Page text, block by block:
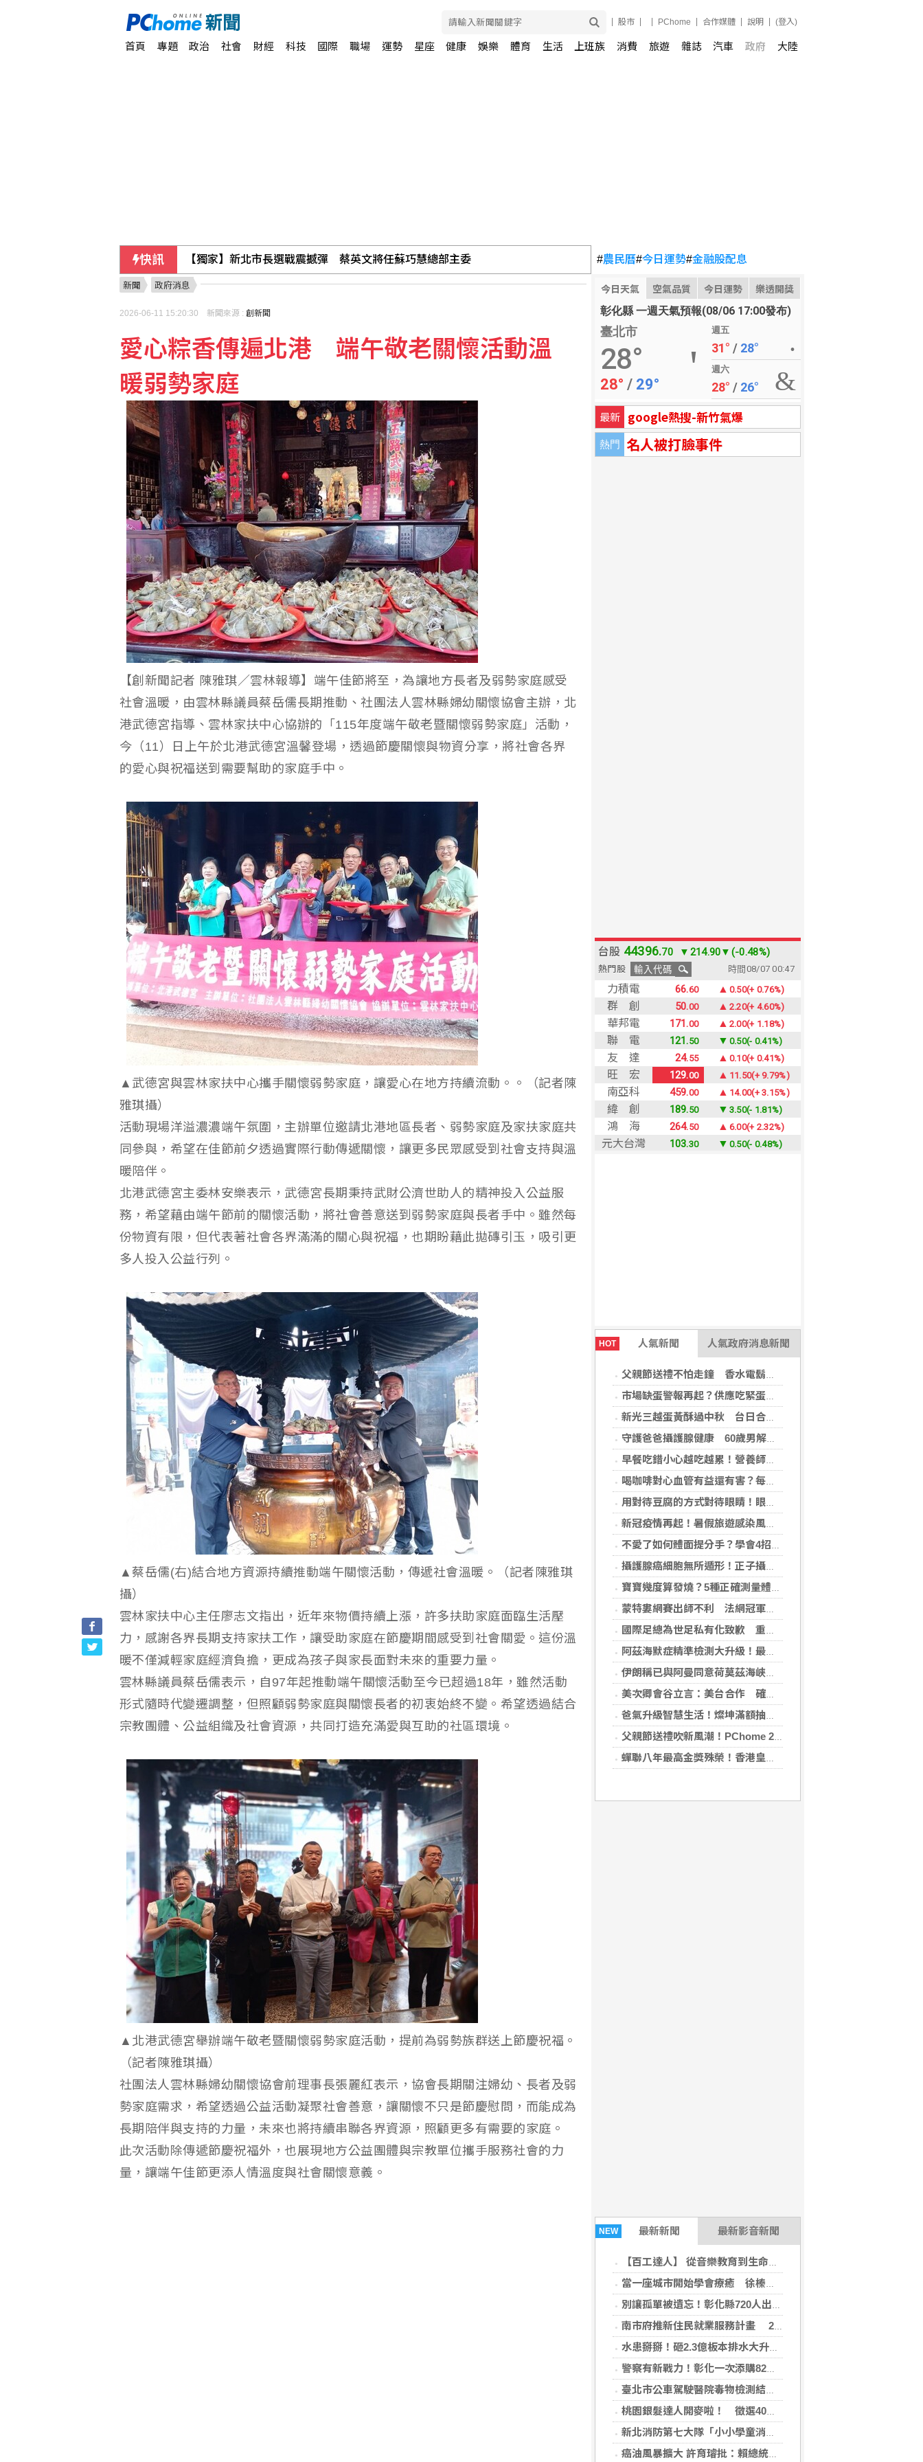
股市 PChome 合作媒體 說明 (登入)
首頁 專題 政治 社會 財經 科技 國際 職場 運勢 星座 健康 娛樂 體育 生活 上班族 消費 旅遊 雜誌 汽車 政府 大陸
快訊 漢光第2天 淡江大橋首度封橋設3防線阻敵直衝中樞
【獨家】新北市長選戰震撼彈 蔡英文將任蘇巧慧總部主委
#農民曆#今日運勢#金融股配息
今日天氣 空氣品質 今日運勢 樂透開獎
彰化縣 一週天氣預報(08/06 17:00發布)
臺北市
28°
28° / 29°
週五
31° / 28°
週六
28° / 26°
最新 google熱搜-新竹氣爆
熱門 名人被打臉事件
HOT 人氣新聞 人氣政府消息新聞
父親節送禮不怕走鐘 香水電鬍刀千年不敗
市場缺蛋警報再起？供應吃緊蛋價蠢蠢欲動
新光三越蛋黃酥過中秋 台日合作開發話題新品
守護爸爸攝護腺健康 60歲男解尿異常 靠PHI檢測及早揪出攝護腺癌
早餐吃錯小心越吃越累！營養師點名3大NG組合：根本「台式安眠藥」
喝咖啡對心血管有益還有害？每日可以喝幾杯咖啡？美心臟協會一次解答
用對待豆腐的方式對待眼睛！眼科醫揭「4件事」絕不可以對眼睛做
新冠疫情再起！暑假旅遊感染風險增 專家教你這樣做好防護
不愛了如何體面提分手？學會4招重新看待分手：道歉、挽留都沒必要
攝護腺癌細胞無所遁形！正子攝影掃描揪出攝護腺癌，精準定位助早期治療
寶寶幾度算發燒？5種正確測量體溫的方法：耳溫測量快、額溫快速便利
蒙特婁網賽出師不利 法網冠軍茲韋列夫輸荷蘭對手
國際足總為世足私有化致歉 重申力挺主席英凡提諾
阿茲海默症精準檢測大升級！最新血液生物標記檢測，不再只能靠「猜」
伊朗稱已與阿曼同意荷莫茲海峽通行航道 海峽重開與否取決美國
美次卿會谷立言：美台合作 確保AI關鍵供應鏈安全
爸氣升級智慧生活！燦坤滿額抽折疊旗艦機、台灣大 3C 豪禮最低 0 元帶回家
父親節送禮吹新風潮！PChome 24h 購物揭男香 TOP5 與居家健身器材買氣翻倍
蟬聯八年最高金獎殊榮！香港皇玥推「五大亮點」中秋禮盒
NEW 最新新聞 最新影音新聞
【百工達人】 從音樂教育到生命陪伴 黛玉老師以生命經驗打造共學平台
當一座城市開始學會療癒 徐榛蔚打造的不只是花蓮，而是未來城市的新典範
別讓孤單被遺忘！彰化縣720人出動尋找獨居長者
南市府推新住民就業服務計畫 29日辦理講座暨職場參訪
水患掰掰！砸2.3億板本排水大升級拚117年完工
警察有新戰力！彰化一次添購82輛警車機車
臺北市公車駕駛醫院毒物檢測結果陰性 市府秉持勿枉勿縱速查釐清
桃園銀髮達人開麥啦！ 徵選40位達人進社區
新北消防第七大隊「小小學童消防夏令營」 深耕消防防災及自救觀念
癌油風暴擴大 許育璿批：賴總統該拼食安不是拼政治
新聞 政府消息
2026-06-11 15:20:30 新聞來源 : 創新聞
愛心粽香傳遍北港 端午敬老關懷活動溫
暖弱勢家庭
【創新聞記者 陳雅琪／雲林報導】端午佳節將至，為讓地方長者及弱勢家庭感受
社會溫暖，由雲林縣議員蔡岳儒長期推動、社團法人雲林縣婦幼關懷協會主辦，北
港武德宮指導、雲林家扶中心協辦的「115年度端午敬老暨關懷弱勢家庭」活動，
今（11）日上午於北港武德宮溫馨登場，透過節慶關懷與物資分享，將社會各界
的愛心與祝福送到需要幫助的家庭手中。
▲武德宮與雲林家扶中心攜手關懷弱勢家庭，讓愛心在地方持續流動。。（記者陳
雅琪攝）
活動現場洋溢濃濃端午氛圍，主辦單位邀請北港地區長者、弱勢家庭及家扶家庭共
同參與，希望在佳節前夕透過實際行動傳遞關懷，讓更多民眾感受到社會支持與溫
暖陪伴。
北港武德宮主委林安樂表示，武德宮長期秉持武財公濟世助人的精神投入公益服
務，希望藉由端午節前的關懷活動，將社會善意送到弱勢家庭與長者手中。雖然每
份物資有限，但代表著社會各界滿滿的關心與祝福，也期盼藉此拋磚引玉，吸引更
多人投入公益行列。
▲蔡岳儒(右)結合地方資源持續推動端午關懷活動，傳遞社會溫暖。（記者陳雅琪
攝）
雲林家扶中心主任廖志文指出，近年來物價持續上漲，許多扶助家庭面臨生活壓
力，感謝各界長期支持家扶工作，讓受助家庭在節慶期間感受到社會關愛。這份溫
暖不僅減輕家庭經濟負擔，更成為孩子與家長面對未來的重要力量。
雲林縣議員蔡岳儒表示，自97年起推動端午關懷活動至今已超過18年，雖然活動
形式隨時代變遷調整，但照顧弱勢家庭與關懷長者的初衷始終不變。希望透過結合
宗教團體、公益組織及社會資源，共同打造充滿愛與互助的社區環境。
▲北港武德宮舉辦端午敬老暨關懷弱勢家庭活動，提前為弱勢族群送上節慶祝福。
（記者陳雅琪攝）
社團法人雲林縣婦幼關懷協會前理事長張麗紅表示，協會長期關注婦幼、長者及弱
勢家庭需求，希望透過公益活動凝聚社會善意，讓關懷不只是節慶慰問，而能成為
長期陪伴與支持的力量，未來也將持續串聯各界資源，照顧更多有需要的家庭。
此次活動除傳遞節慶祝福外，也展現地方公益團體與宗教單位攜手服務社會的力
量，讓端午佳節更添人情溫度與社會關懷意義。